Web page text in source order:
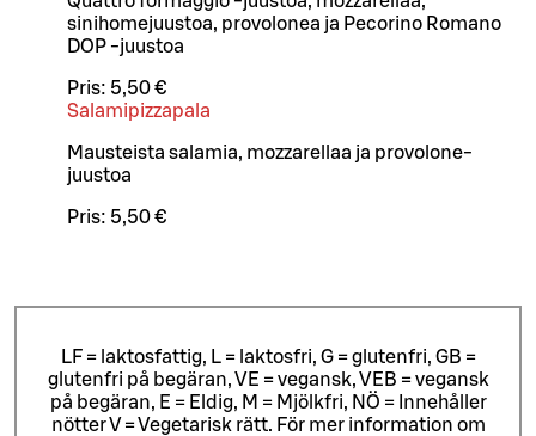
sinihomejuustoa, provolonea ja Pecorino Romano
DOP -juustoa
Pris: 5,50 €
Salamipizzapala
Mausteista salamia, mozzarellaa ja provolone-
juustoa
Pris: 5,50 €
LF = laktosfattig, L = laktosfri, G = glutenfri, GB =
glutenfri på begäran, VE = vegansk, VEB = vegansk
på begäran, E = Eldig, M = Mjölkfri, NÖ = Innehåller
nötter V = Vegetarisk rätt. För mer information om